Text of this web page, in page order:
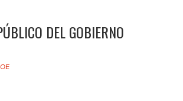
DEL GOBIERNO